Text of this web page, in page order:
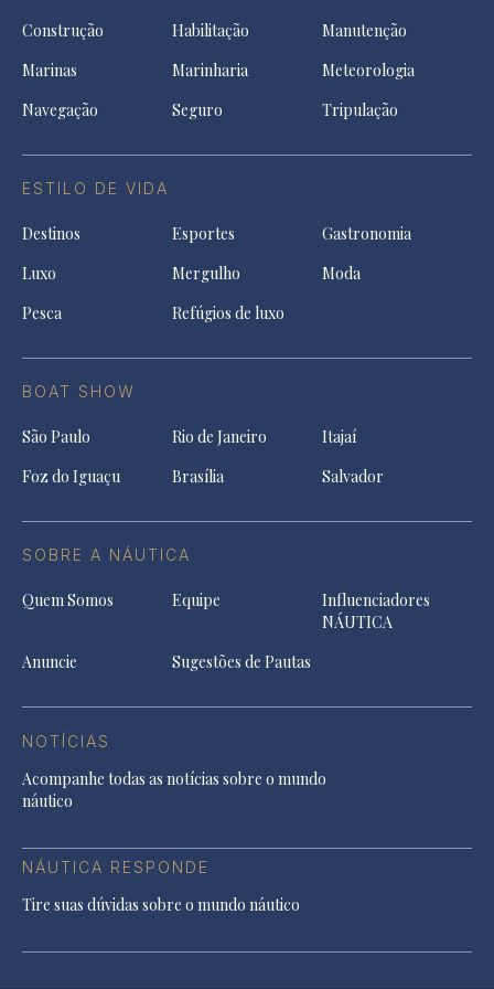
Construção Habilitação
Manutenção
Marinas
Marinharia
Meteorologia
Navegação
Seguro Tripulação
ESTILO DE VIDA
Destinos Esportes
Gastronomia
Luxo
Mergulho
Moda
Pesca
Refúgios de luxo
BOAT SHOW
São Paulo Rio de Janeiro
Itajaí
Foz do Iguaçu
Brasília Salvador
SOBRE A NÁUTICA
Quem Somos Equipe
Influenciadores
NÁUTICA
Anuncie
Sugestões de Pautas
NOTÍCIAS
Acompanhe todas as notícias sobre o mundo
náutico
NÁUTICA RESPONDE
Tire suas dúvidas sobre o mundo náutico